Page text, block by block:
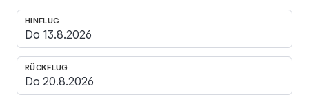
HINFLUG
RÜCKFLUG